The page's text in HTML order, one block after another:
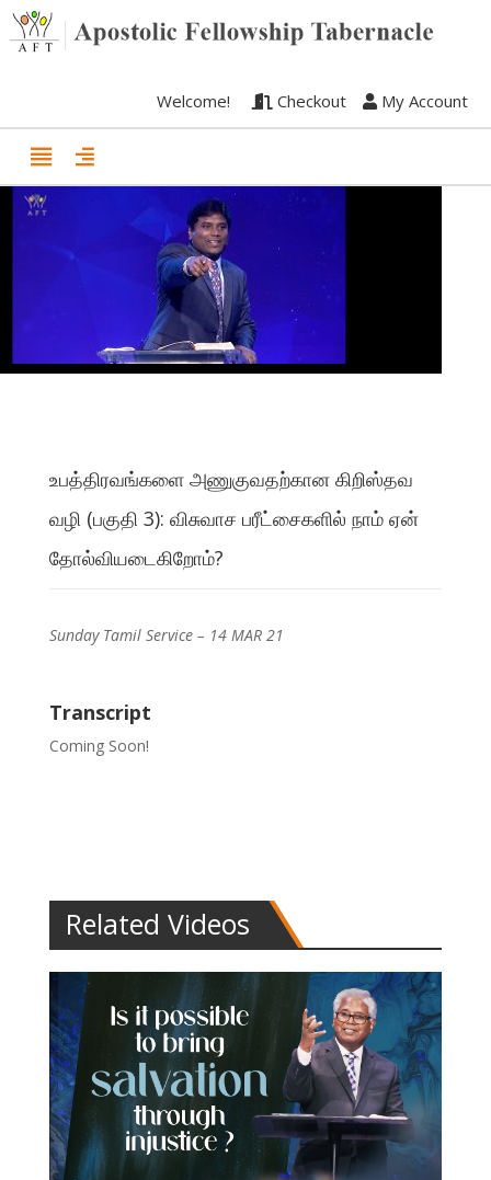
Welcome! Checkout My Account
உபத்திரவங்களை அணுகுவதற்கான கிறிஸ்தவ
வழி (பகுதி 3): விசுவாச பரீட்சைகளில் நாம் ஏன்
தோல்வியடைகிறோம்?
Sunday Tamil Service – 14 MAR 21
Transcript
Coming Soon!
Related Videos